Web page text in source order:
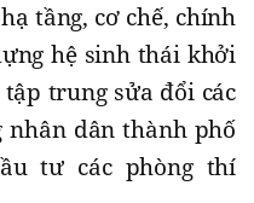
tầng, cơ chế, chính
hệ sinh thái khởi
trung sửa đổi các
nhân dân thành phố
tư các phòng thí